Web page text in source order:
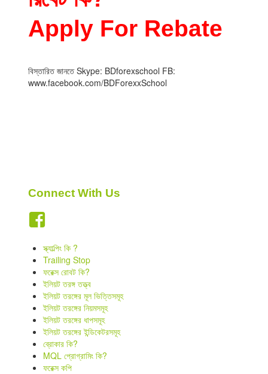
Indicators
Download
Open a live account
Apply For Rebate
বিস্তারিত জানতে Skype: BDforexschool FB:
www.facebook.com/BDForexxSchool
Connect With Us
স্ক্যাল্পিং কি ?
Trailing Stop
ফরেক্স রোবট কি?
ইলিয়ট তরঙ্গ তত্ত্ব
ইলিয়ট তরঙ্গের মূল ভিত্তিসমূহ
ইলিয়ট তরঙ্গের নিয়মসমূহ
ইলিয়ট তরঙ্গের ধাপসমূহ
ইলিয়ট তরঙ্গের ইন্ডিকেটরসমূহ
ব্রোকার কি?
MQL প্রোগ্রামিং কি?
ফরেক্স কপি